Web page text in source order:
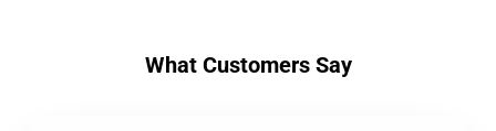
What Customers Say